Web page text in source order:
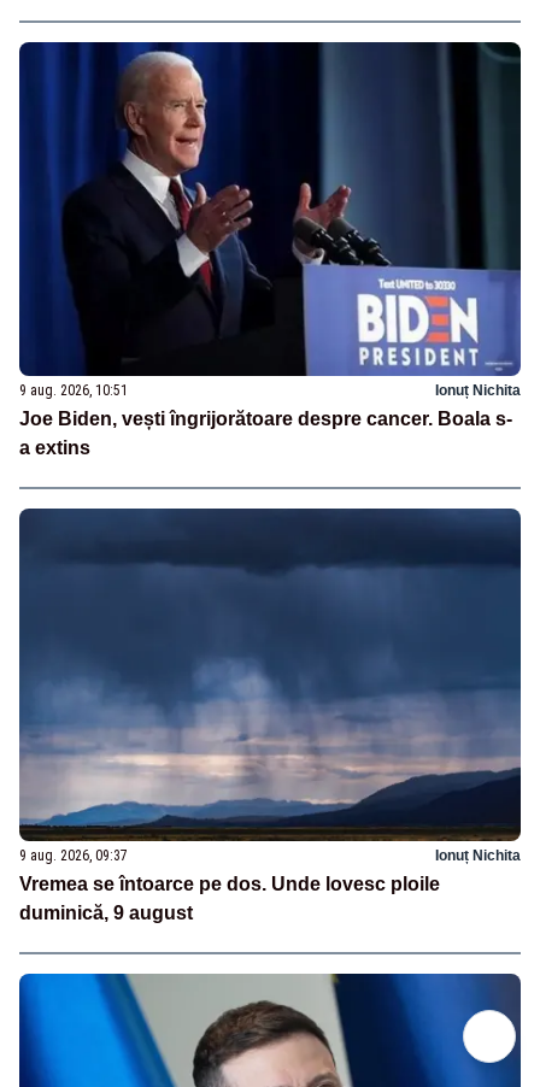
9 aug. 2026, 10:51 Ionuț Nichita
Joe Biden, vești îngrijorătoare despre cancer. Boala s-
a extins
9 aug. 2026, 09:37 Ionuț Nichita
Vremea se întoarce pe dos. Unde lovesc ploile
duminică, 9 august